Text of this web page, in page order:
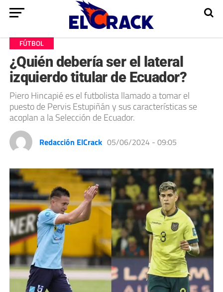
FÚTBOL
¿Quién debería ser el lateral
izquierdo titular de Ecuador?
Piero Hincapié es el futbolista llamado a tomar el
puesto de Pervis Estupiñán y sus características se
acoplan a la Selección de Ecuador.
Redacción ElCrack 05/06/2024 - 09:05